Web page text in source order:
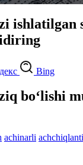
Bing
bo‘lishi
achinarli